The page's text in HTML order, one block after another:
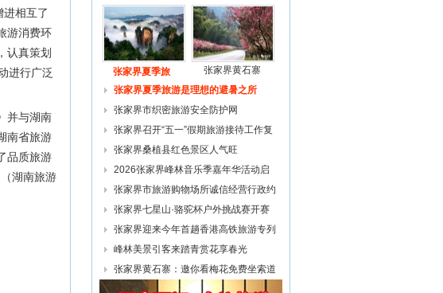
进相互了
游消费环
认真策划
进行广泛
并与湖南
南省旅游
品质旅游
湖南旅游
张家界夏季旅
张家界黄石寨
张家界夏季旅游是理想的避暑之所
张家界市织密旅游安全防护网
张家界召开“五一”假期旅游接待工作复
张家界桑植县红色景区人气旺
2026张家界峰林音乐季嘉年华活动启
幕
张家界市旅游购物场所诚信经营行政约
谈
张家界七星山·骆驼杯户外挑战赛开赛
张家界迎来今年首趟香港高铁旅游专列
峰林美景引客来踏青赏花享春光
张家界黄石寨：邀你看梅花免费坐索道